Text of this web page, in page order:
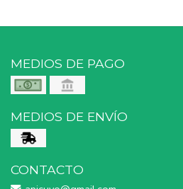
MEDIOS DE PAGO
MEDIOS DE ENVÍO
CONTACTO